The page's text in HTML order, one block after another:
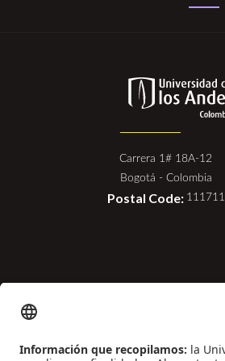
rus.png
Carrera 1# 18A-12
Bogotá - Colombia
Postal Code: 111711